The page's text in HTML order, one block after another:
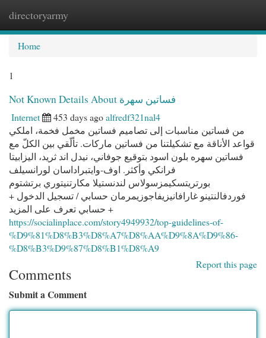
directoryarmy
Home
1
Not Known Details About فساتين سهرة
Internet 453 days agoalfredf321nal4
من فساتين مناسبات إلى تصاميم فساتين مخمل فخمة، املكي
قواعد الأناقة مع تشكيلتنا من فساتين ماركات. تألّقي بين الكلّ مع
فساتين سهره بلون اسود بتوقيع جوفاني، نيدل اند ثريد، اليزابيتا
فرانكي وأكثر. اوف-وايتبراداسان لورانسيلف
بورتريتسكيمزسولاس لندنستيلا مكارتنيتوري برتشتوم
فوردفالنتينو غارافانيزيفاجوزيمرمان حسابي / تسجيل الدخول +
حسابي تعرف على المزيد +
https://socialinplace.com/story4949932/top-guidelines-of-
%D9%81%D8%B3%D8%A7%D8%AA%D9%8A%D9%86-
%D8%B3%D9%87%D8%B1%D8%A9
Report this page
Comments
Submit a Comment